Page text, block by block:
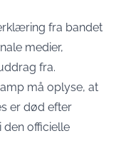
fra bandet
medier,
fra.
må oplyse, at
er død efter
den officielle